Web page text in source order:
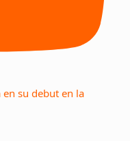
en su debut en la